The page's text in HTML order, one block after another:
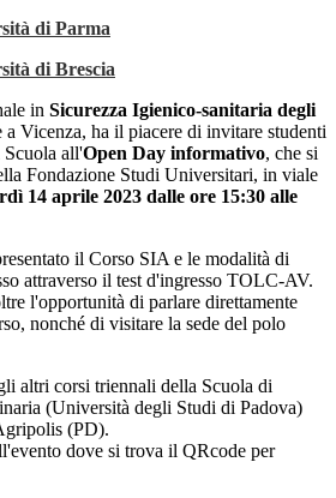
di Parma
di Brescia
in Sicurezza Igienico-sanitaria degli
a Vicenza, ha il piacere di invitare studenti
Scuola all'Open Day informativo, che si
Fondazione Studi Universitari, in viale
14 aprile 2023 dalle ore 15:30 alle
il Corso SIA e le modalità di
attraverso il test d'ingresso TOLC-AV.
l'opportunità di parlare direttamente
nonché di visitare la sede del polo
altri corsi triennali della Scuola di
(Università degli Studi di Padova)
(PD).
dove si trova il QRcode per